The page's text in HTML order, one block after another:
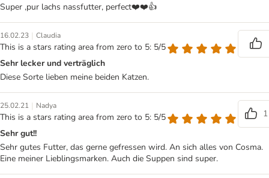
Super ,pur lachs nassfutter, perfect❤️❤️👍
16.02.23 | Claudia
This is a stars rating area from zero to 5: 5/5
Sehr lecker und verträglich
Diese Sorte lieben meine beiden Katzen.
25.02.21 | Nadya
This is a stars rating area from zero to 5: 5/5
1
Sehr gut!!
Sehr gutes Futter, das gerne gefressen wird. An sich alles von Cosma.
Eine meiner Lieblingsmarken. Auch die Suppen sind super.